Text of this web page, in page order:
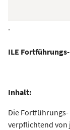
.
ILE
Inhalt:
Die
verpflichtend von